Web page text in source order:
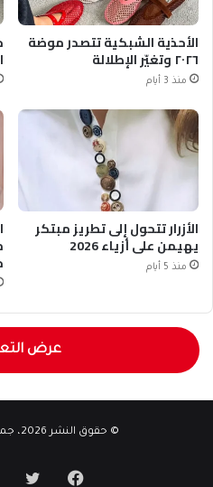
الأحذية الشبكية تتصدر موضة
٢٠٢٦ وتغيّر الإطلالة
منذ 3 أيام
الأزرار تتحول إلى تطريز مبتكر
يهيمن على أزياء 2026
منذ 5 أيام
عرض
© حقوق النشر 2026، جميع الحقوق محفوظة
فيسبوك